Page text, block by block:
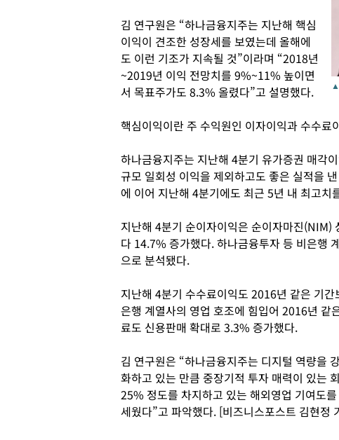
▲
김 연구원은 “하나금융지주는 지난해 핵심
이익이 견조한 성장세를 보였는데 올해에
도 이런 기조가 지속될 것”이라며 “2018년
~2019년 이익 전망치를 9%~11% 높이면
서 목표주가도 8.3% 올렸다”고 설명했다.
핵심이익이란 주 수익원인 이자이익과 수수료
하나금융지주는 지난해 4분기 유가증권 매각
규모 일회성 이익을 제외하고도 좋은 실적을
에 이어 지난해 4분기에도 최근 5년 내 최고치
지난해 4분기 순이자이익은 순이자마진(NIM)
다 14.7% 증가했다. 하나금융투자 등 비은행
으로 분석됐다.
지난해 4분기 수수료이익도 2016년 같은 기
은행 계열사의 영업 호조에 힘입어 2016년
료도 신용판매 확대로 3.3% 증가했다.
김 연구원은 “하나금융지주는 디지털 역량을
화하고 있는 만큼 중장기적 투자 매력이 있는
25% 정도를 차지하고 있는 해외영업 기여도
세웠다”고 파악했다. [비즈니스포스트 김현정